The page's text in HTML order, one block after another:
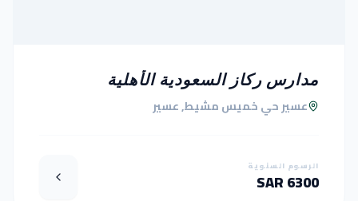
مدارس ركاز السعودية الأهلية
عسير حي خميس مشيط, عسير
الرسوم السنوية
6300 SAR